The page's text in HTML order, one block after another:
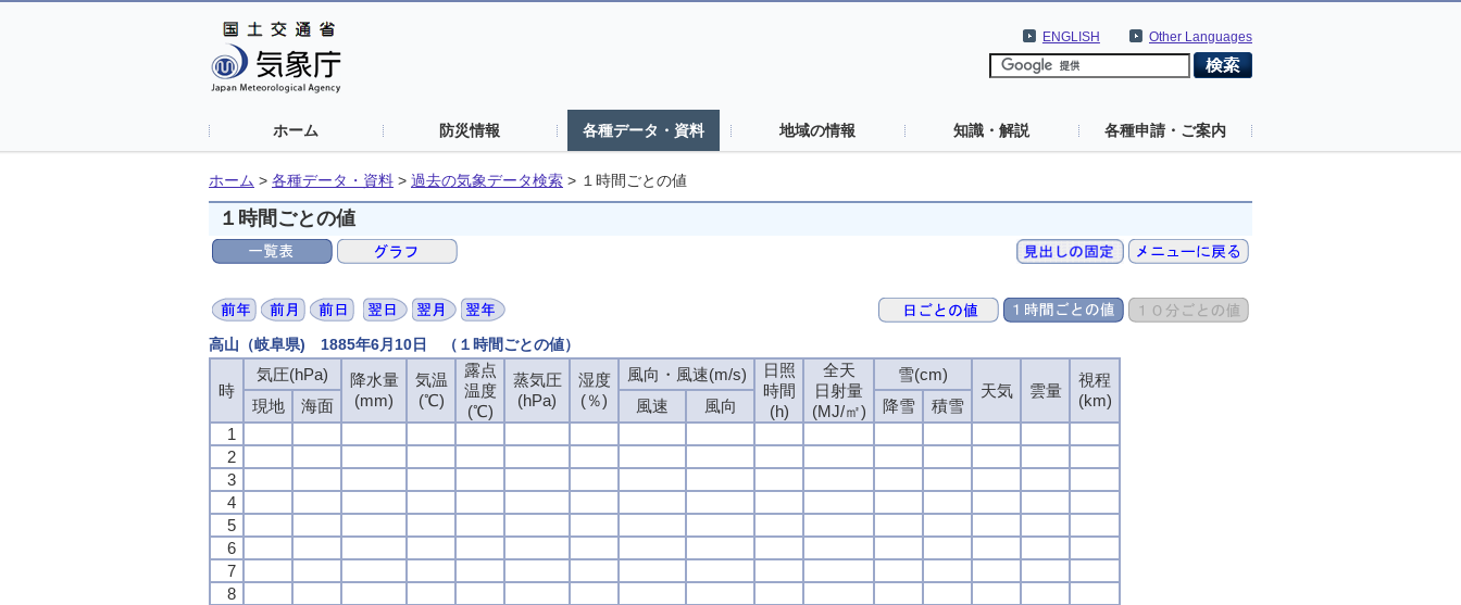
Other Languages
ENGLISH
ホーム 防災情報 各種データ・資料 地域の情報 知識・解説 各種申請・ご案内
ホーム > 各種データ・資料 > 過去の気象データ検索 > １時間ごとの値
１時間ごとの値
高山（岐阜県) 1885年6月10日 （１時間ごとの値）
時
気圧(hPa)
降水量
(mm)
気温
(℃)
露点
温度
(℃)
蒸気圧
(hPa)
湿度
(％)
風向・風速(m/s)
日照
時間
(h)
全天
日射量
(MJ/㎡)
雪(cm)
天気
雲量
視程
(km)
現地 海面 風速 風向 降雪
積雪
1
2
3
4
5
6
7
8